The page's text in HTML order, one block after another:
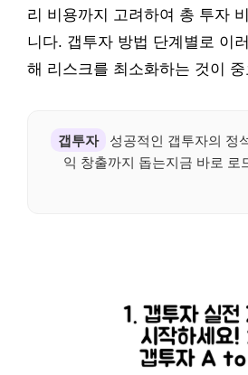
리 비용까지 고려하여 총 투자
니다. 갭투자 방법 단계별로 이
해 리스크를 최소화하는 것이
갭투자
성공적인 갭투자의 정
익 창출까지 돕는지금 바로 로